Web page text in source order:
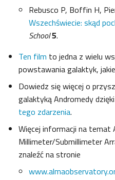
Rebusco P, Boffin H,
Wszechświecie: skąd
School5.
Ten film to jedna z wielu
powstawania galaktyk,
Dowiedz się więcej o
galaktyką Andromedy
tego zdarzenia.
Więcej informacji na temat
Millimeter/Submillimeter
znaleźć na stronie